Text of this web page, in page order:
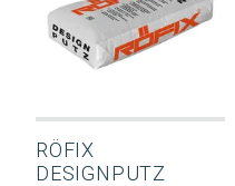
RÖFIX
DESIGNPUTZ